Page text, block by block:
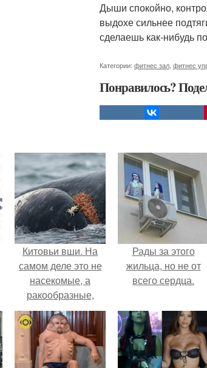
Дыши спокойно,
выдохе сильнее
сделаешь как-нибудь
Категории: фитнес зал фитнес
Понравилось?
Китовьи вши. На
самом деле это не
насекомые, а
ракообразные,
относящиеся к
бокоплавам.
Рады за этого
жильца, но не от
всего сердца.